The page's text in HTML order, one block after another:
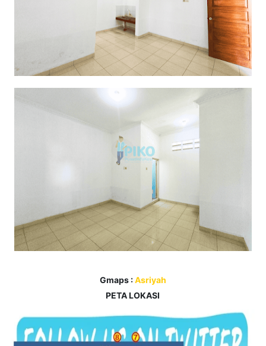
Gmaps :Asriyah
PETA LOKASI